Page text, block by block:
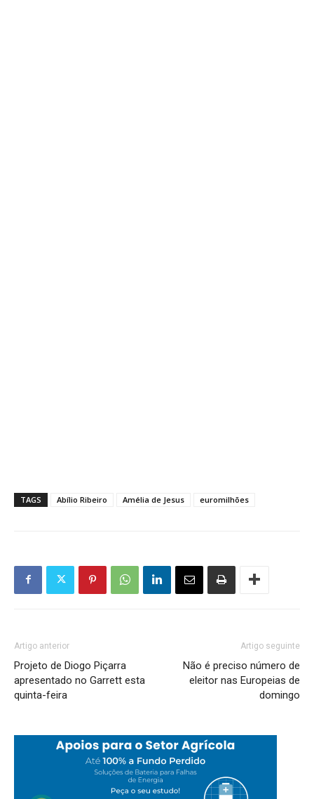
TAGS Abílio Ribeiro Amélia de Jesus euromilhões
Artigo anterior
Projeto de Diogo Piçarra
apresentado no Garrett esta
quinta-feira
Artigo seguinte
Não é preciso número de
eleitor nas Europeias de
domingo